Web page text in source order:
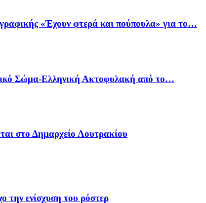
«Έχουν φτερά και πούπουλα» για το…
Σώμα-Ελληνική Ακτοφυλακή από το…
στο Δημαρχείο Λουτρακίου
την ενίσχυση του ρόστερ